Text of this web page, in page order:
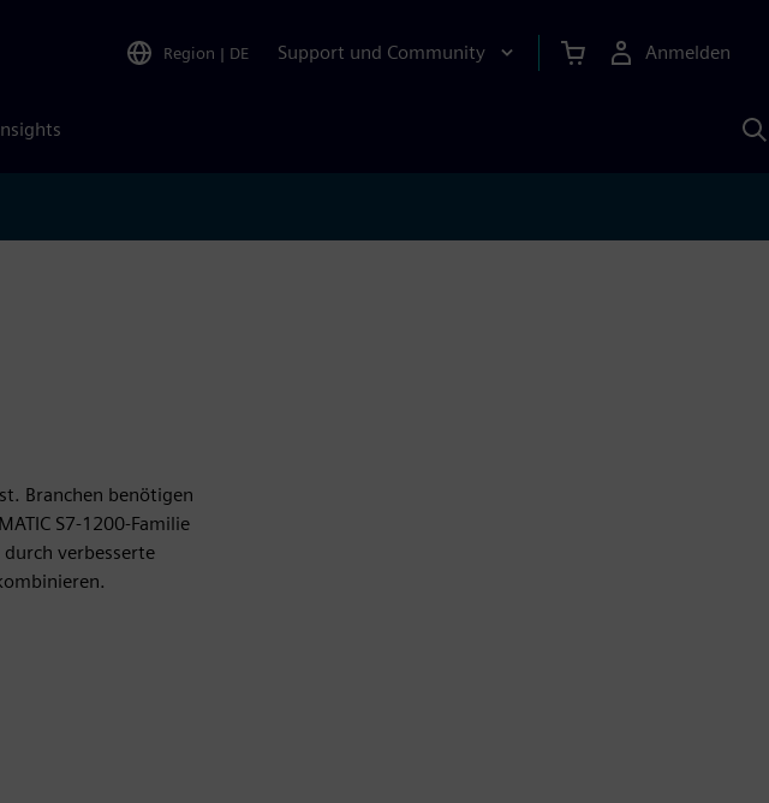
Region | DE Support und Community Anmelden
KI
Branchen benötigen
S7-1200-Familie
verbesserte